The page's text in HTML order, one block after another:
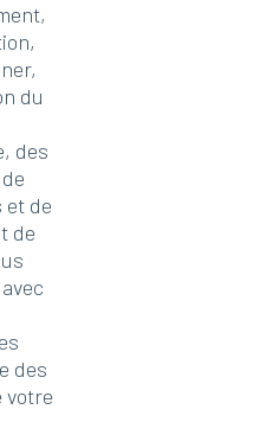
du
des
de
de
des
votre